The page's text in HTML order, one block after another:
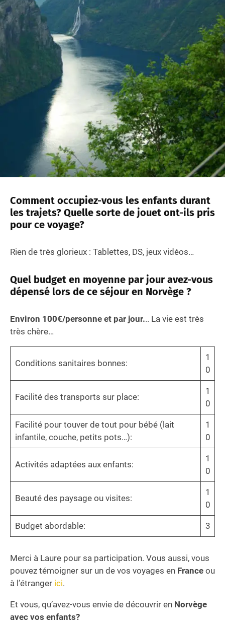
Comment occupiez-vous les enfants durant
les trajets? Quelle sorte de jouet ont-ils pris
pour ce voyage?
Rien de très glorieux : Tablettes, DS, jeux vidéos…
Quel budget en moyenne par jour avez-vous
dépensé lors de ce séjour en Norvège ?
Environ 100€/personne et par jour... La vie est très
très chère…
Conditions sanitaires bonnes:
1
0
Facilité des transports sur place:
1
0
Facilité pour touver de tout pour bébé (lait
infantile, couche, petits pots…):
1
0
Activités adaptées aux enfants:
1
0
Beauté des paysage ou visites:
1
0
Budget abordable: 3
Merci à Laure pour sa participation. Vous aussi, vous
pouvez témoigner sur un de vos voyages en France ou
à l’étranger ici.
Et vous, qu’avez-vous envie de découvrir en Norvège
avec vos enfants?